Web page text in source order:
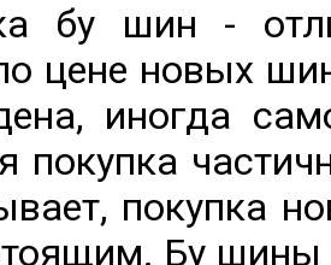
бу шин -
цене новых
иногда
покупка
покупка
Бу